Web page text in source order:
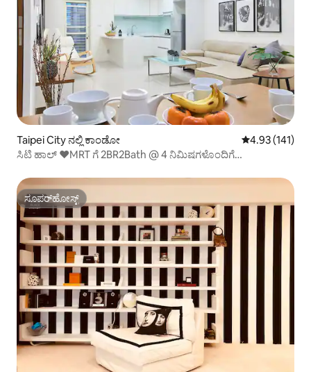
Taipei City ನಲ್ಲಿ ಕಾಂಡೋ 5 ರಲ್ಲಿ 4.93
4.93 (141)
ಸಿಟಿ ಹಾಲ್ ❤MRT ಗೆ 2BR2Bath @ 4 ನಿಮಿಷಗಳೊಂದಿಗೆ
ಸೂಪರ್‌ಹೋಸ್ಟ್
ಸೂಪರ್‌ಹೋಸ್ಟ್